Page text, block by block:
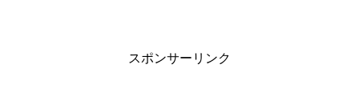
スポンサーリンク